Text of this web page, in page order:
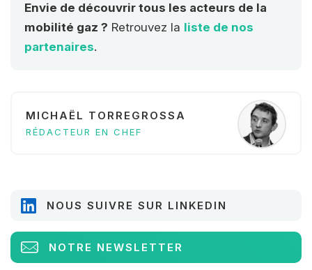
Envie de découvrir tous les acteurs de la
mobilité gaz ? Retrouvez la liste de nos
partenaires.
MICHAËL TORREGROSSA
RÉDACTEUR EN CHEF
NOUS SUIVRE SUR LINKEDIN
NOTRE NEWSLETTER